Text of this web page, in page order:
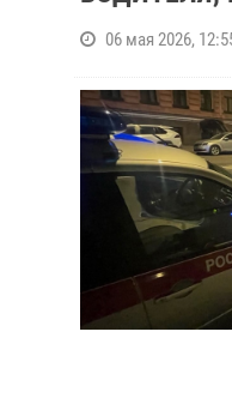
06 мая 2026,